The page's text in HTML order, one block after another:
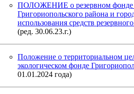
ПОЛОЖЕНИЕ о резервном фонде
Григориопольского района и
использования средств
(ред. 30.06.23.г.)
Положение о территориальном
экологическом фонде
01.01.2024 года)